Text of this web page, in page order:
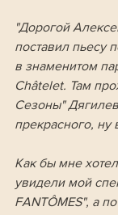
"Дорогой
поставил пьесу
в знаменитом
Châtelet. Там
Сезоны"
прекрасного, ну
Как бы мне
увидели мой
FANTÔMES", а